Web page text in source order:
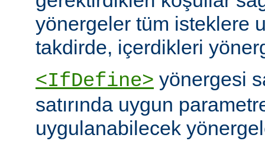
yönergeler tüm isteklere
takdirde, içerdikleri
<IfDefine> yönergesi
satırında uygun
uygulanabilecek